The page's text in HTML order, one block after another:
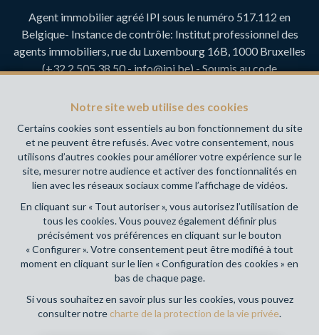
Notre site web utilise des cookies
Certains cookies sont essentiels au bon fonctionnement du site
et ne peuvent être refusés. Avec votre consentement, nous
utilisons d’autres cookies pour améliorer votre expérience sur le
site, mesurer notre audience et activer des fonctionnalités en
lien avec les réseaux sociaux comme l’affichage de vidéos.
En cliquant sur « Tout autoriser », vous autorisez l’utilisation de
tous les cookies. Vous pouvez également définir plus
précisément vos préférences en cliquant sur le bouton
« Configurer ». Votre consentement peut être modifié à tout
moment en cliquant sur le lien « Configuration des cookies » en
bas de chaque page.
Si vous souhaitez en savoir plus sur les cookies, vous pouvez
consulter notre charte de la protection de la vie privée.
Agent immobilier agréé IPI sous le numéro 517.112 en
Belgique- Instance de contrôle: Institut professionnel des
agents immobiliers, rue du Luxembourg 16B, 1000 Bruxelles
(+32 2 505 38 50 - info@ipi.be) - Soumis aucode
RC professionnelle et cautionnement via AXA Belgium SA,
Couverture valable pour les activités réalisées en Belgique
Votre agence immobilière de référence sur Namur et en
Wallonie !
Conditions générales d'utilisation du site
Charte de la protection de la vie privée
Configuration des cookies